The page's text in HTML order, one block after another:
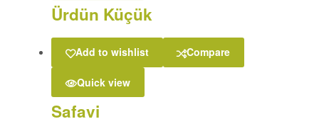
Ürdün Küçük
Add to wishlist Compare
Quick view
Safavi